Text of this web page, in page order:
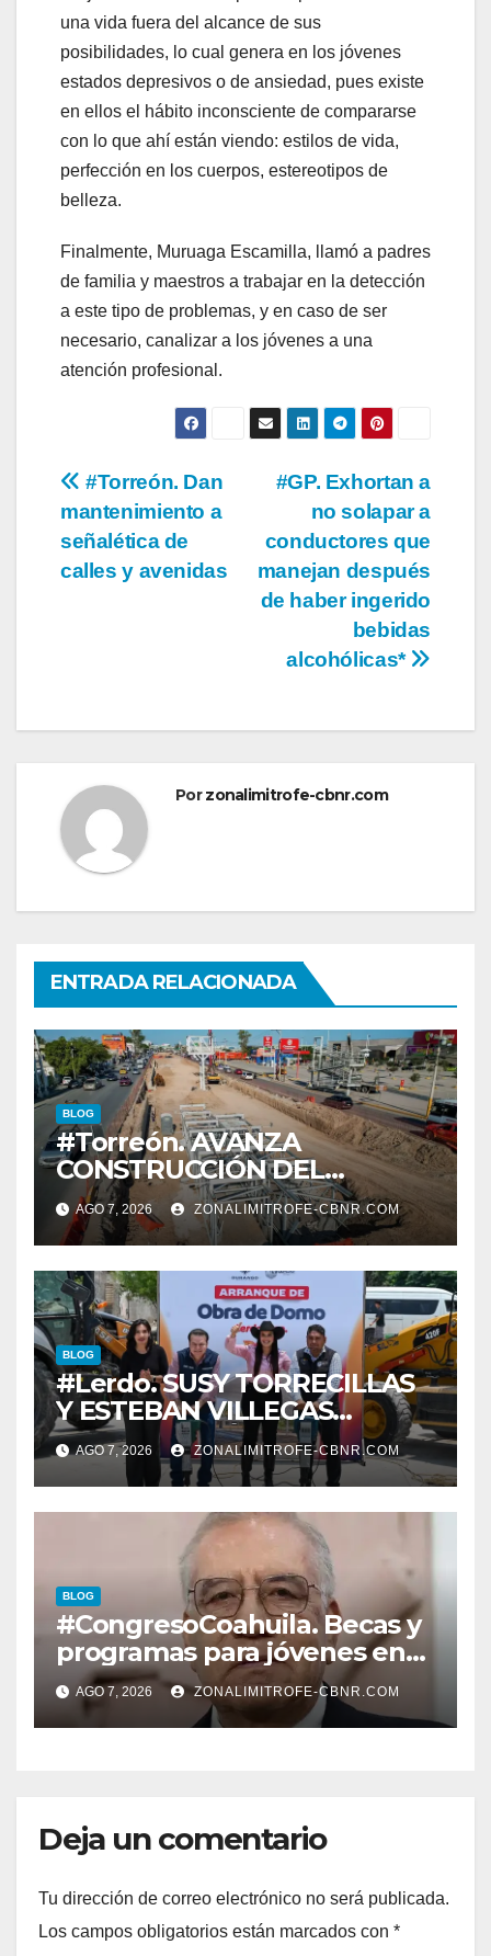
una vida fuera del alcance de sus
posibilidades, lo cual genera en los jóvenes
estados depresivos o de ansiedad, pues existe
en ellos el hábito inconsciente de compararse
con lo que ahí están viendo: estilos de vida,
perfección en los cuerpos, estereotipos de
belleza.
Finalmente, Muruaga Escamilla, llamó a padres
de familia y maestros a trabajar en la detección
a este tipo de problemas, y en caso de ser
necesario, canalizar a los jóvenes a una
atención profesional.
Navegación
de
entradas
#GP. Exhortan a
no solapar a
conductores que
manejan después
de haber ingerido
bebidas
alcohólicas*
#Torreón. Dan
mantenimiento a
señalética de
calles y avenidas
Porzonalimitrofe-cbnr.com
ENTRADA RELACIONADA
BLOG
#Torreón. AVANZA
CONSTRUCCIÓN DEL
SISTEMA VIAL ORIENTE,
SOBRE BULEVAR
REVOLUCIÓN
AGO 7, 2026 ZONALIMITROFE-CBNR.COM
BLOG
#Lerdo. SUSY TORRECILLAS
Y ESTEBAN VILLEGAS
ENTREGAN TÍTULOS DE
PROPIEDAD A FAMILIAS
LERDENSES Y DAN
ARRANQUE A LA
CONSTRUCCIÓN DE DOMO
EN CARLOS REAL*
AGO 7, 2026 ZONALIMITROFE-CBNR.COM
BLOG
#CongresoCoahuila. Becas y
programas para jóvenes en
áreas agropecuarias, plantea
Raúl Onofre
AGO 7, 2026 ZONALIMITROFE-CBNR.COM
Deja un comentario
Tu dirección de correo electrónico no será publicada.
Los campos obligatorios están marcados con *